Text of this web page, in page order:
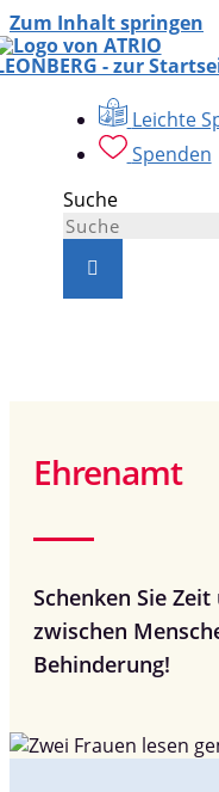
Zum Inhalt springen
Leichte
Spenden
Suche
Ehrenamt
Schenken Sie
zwischen
Behinderung!